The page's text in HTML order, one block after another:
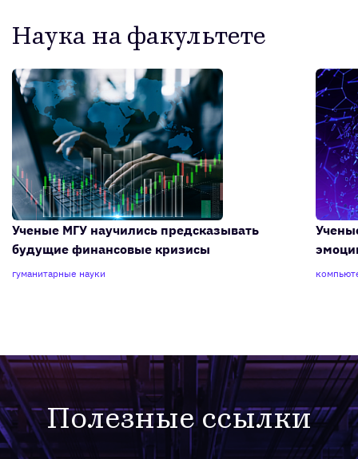
Наука на факультете
Ученые МГУ научились предсказывать
будущие финансовые кризисы
гуманитарные науки
По­лез­ные ссыл­ки